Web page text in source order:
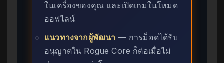
ในเครื่องของคุณ และเปิดเกมในโหมด
ออฟไลน์
แนวทางจากผู้พัฒนา — การม็อดได้รับ
อนุญาตใน Rogue Core ก็ต่อเมื่อไม่